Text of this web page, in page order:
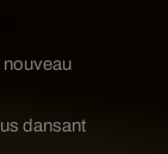
nouveau
dansant